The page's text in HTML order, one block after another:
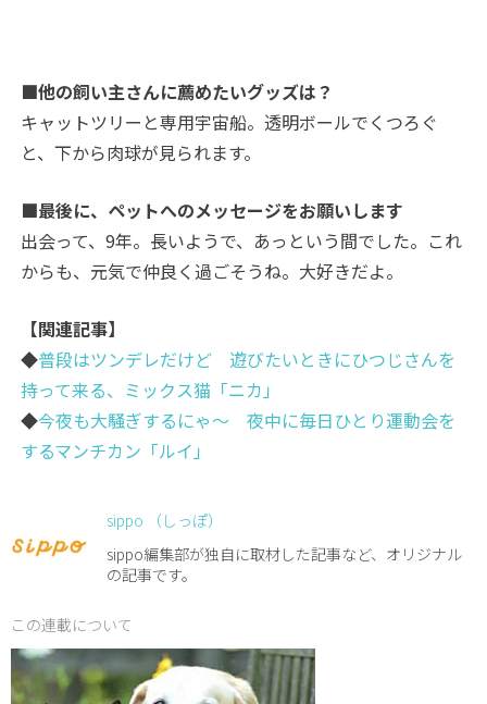
■他の飼い主さんに薦めたいグッズは？
キャットツリーと専用宇宙船。透明ボールでくつろぐ
と、下から肉球が見られます。
■最後に、ペットへのメッセージをお願いします
出会って、9年。長いようで、あっという間でした。これ
からも、元気で仲良く過ごそうね。大好きだよ。
【関連記事】
◆普段はツンデレだけど 遊びたいときにひつじさんを
持って来る、ミックス猫「ニカ」
◆今夜も大騒ぎするにゃ～ 夜中に毎日ひとり運動会を
するマンチカン「ルイ」
sippo （しっぽ）
sippo編集部が独自に取材した記事など、オリジナル
の記事です。
この連載について